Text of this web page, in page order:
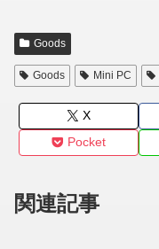
Goods
Goods Mini PC
X
Pocket
関連記事